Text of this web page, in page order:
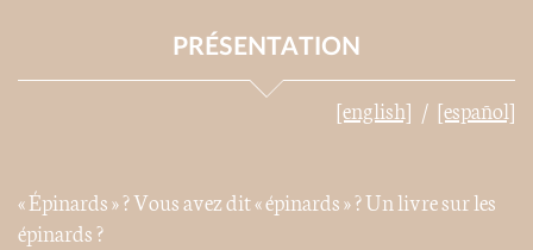
PRÉSENTATION
[english] [español]
« Épinards » ? Vous avez dit « épinards » ? Un livre sur les
épinards ?